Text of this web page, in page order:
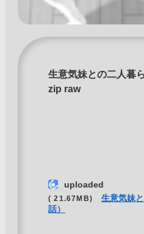
生意気妹との二人暮
zip raw
uploaded
( 21.67MB)
生意気妹
話）